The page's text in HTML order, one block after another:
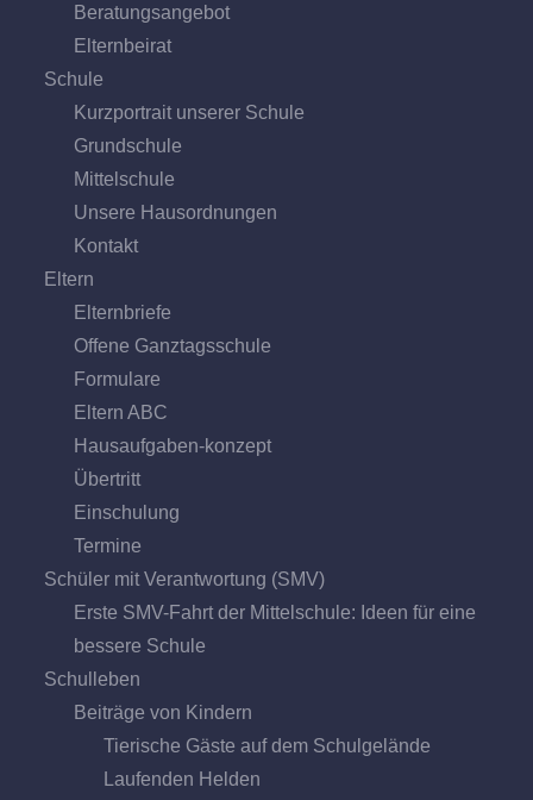
Beratungs­angebot
Eltern­beirat
Schule
Kurzportrait unserer Schule
Grund­schule
Mittel­schule
Unsere Hausordnungen
Kontakt
Eltern
Elternbriefe
Offene Ganz­tags­schule
Formulare
Eltern ABC
Hausaufgaben-konzept
Übertritt
Einschulung
Termine
Schüler mit Verantwortung (SMV)
Erste SMV-Fahrt der Mittelschule: Ideen für eine
bessere Schule
Schulleben
Beiträge von Kindern
Tierische Gäste auf dem Schulgelände
Laufenden Helden